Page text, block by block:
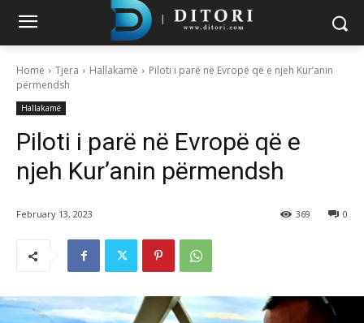
Home Tjera Hallakamë
Piloti i parë në Evropë që e njeh Kur’anin
përmendsh
Hallakamë
Piloti i parë në Evropë që e
njeh Kur’anin përmendsh
February 13, 2023 0
369